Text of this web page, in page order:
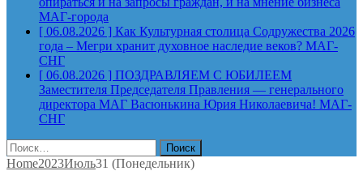
МАГ-города
[ 06.08.2026 ] Как Культурная столица Содружества 2026
года – Мегри хранит духовное наследие веков? МАГ-
СНГ
[ 06.08.2026 ] ПОЗДРАВЛЯЕМ С ЮБИЛЕЕМ
Заместителя Председателя Правления — генерального
директора МАГ Васюнькина Юрия Николаевича! МАГ-
СНГ
Найти:
Home2023Июль31 (Понедельник)